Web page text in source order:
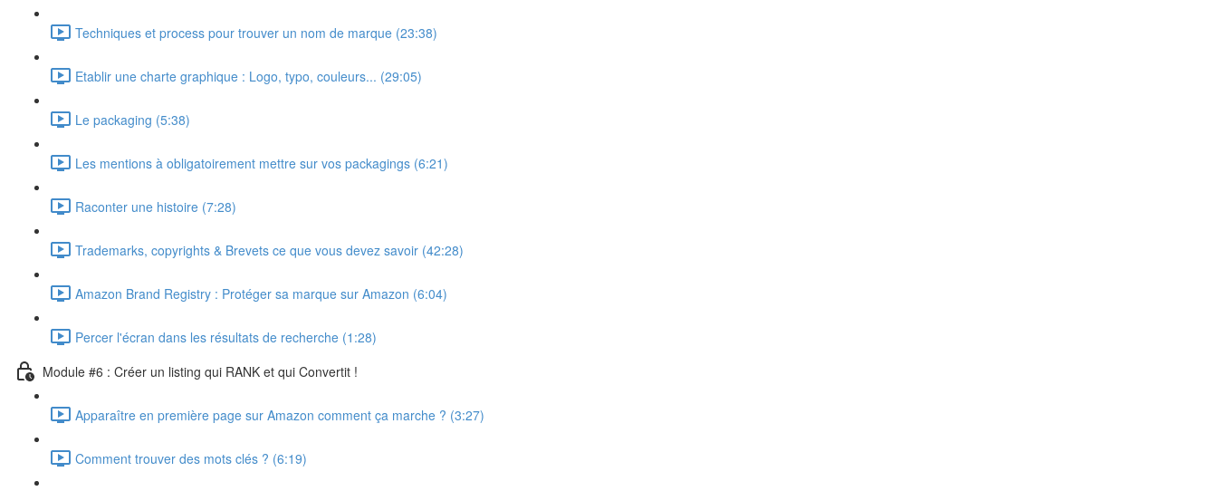
Techniques et process pour trouver un nom de marque (23:38)
Etablir une charte graphique : Logo, typo, couleurs... (29:05)
Le packaging (5:38)
Les mentions à obligatoirement mettre sur vos packagings (6:21)
Raconter une histoire (7:28)
Trademarks, copyrights & Brevets ce que vous devez savoir (42:28)
Amazon Brand Registry : Protéger sa marque sur Amazon (6:04)
Percer l'écran dans les résultats de recherche (1:28)
Module #6 : Créer un listing qui RANK et qui Convertit !
Apparaître en première page sur Amazon comment ça marche ? (3:27)
Comment trouver des mots clés ? (6:19)